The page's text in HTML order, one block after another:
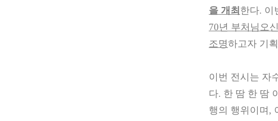
을 개최 한다. 이
70년 부처님오
조명하고자 기
이번 전시는 자
다. 한 땀 한 땀
행의 행위이며 ,